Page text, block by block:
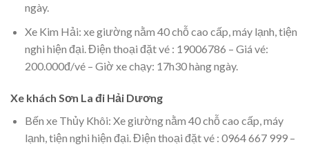
ngày.
Xe Kim Hải: xe giường nằm 40 chỗ cao cấp, máy lạnh, tiện
nghi hiện đại. Điện thoại đặt vé : 19006786 – Giá vé:
200.000đ/vé – Giờ xe chạy: 17h30 hàng ngày.
Xe khách Sơn La đi Hải Dương
Bến xe Thủy Khôi: Xe giường nằm 40 chỗ cao cấp, máy
lạnh, tiện nghi hiện đại. Điện thoại đặt vé : 0964 667 999 –